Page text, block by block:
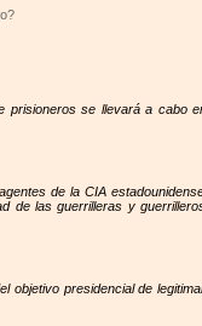
se llevará a cabo
de la CIA
de las guerrilleras y
presidencial de